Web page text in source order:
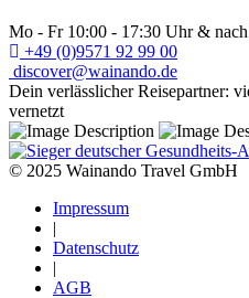
Mo - Fr 10:00 - 17:30 Uhr &
+49 (0)9571 92 99 00
discover@wainando.de
Dein verlässlicher Reisepartner:
vernetzt
© 2025 Wainando Travel GmbH
Impressum
|
Datenschutz
|
AGB